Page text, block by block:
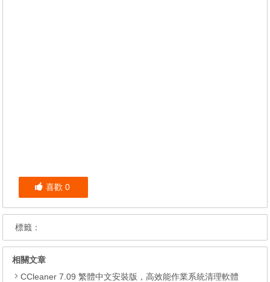
喜歡 0
標籤：
相關文章
CCleaner 7.09 繁體中文安裝版，高效能作業系統清理軟體